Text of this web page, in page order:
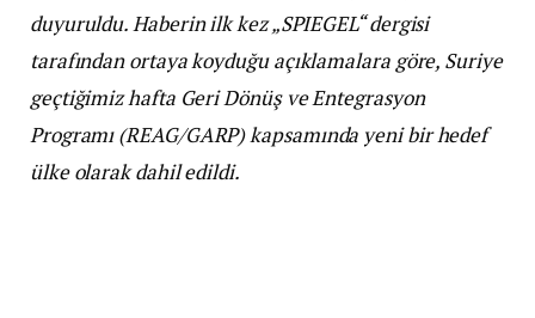
duyuruldu. Haberin ilk kez „SPIEGEL“ dergisi
tarafından ortaya koyduğu açıklamalara göre, Suriye
geçtiğimiz hafta Geri Dönüş ve Entegrasyon
Programı (REAG/GARP) kapsamında yeni bir hedef
ülke olarak dahil edildi.